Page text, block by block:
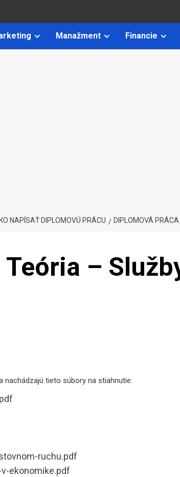
Manažment Financie
NAPÍSAŤ DIPLOMOVÚ PRÁCU DIPLOMOVÁ PRÁCA
–
nachádzajú tieto súbory na stiahnutie:
ruchu.pdf
ekonomike.pdf